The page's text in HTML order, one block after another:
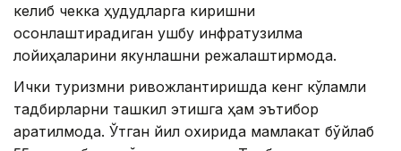
келиб чекка ҳудудларга киришни
осонлаштирадиган ушбу инфратузилма
лойиҳаларини якунлашни режалаштирмоқда.
Ички туризмни ривожлантиришда кенг кўламли
тадбирларни ташкил этишга ҳам эътибор
қаратилмоқда. Ўтган йил охирида мамлакат бўйлаб